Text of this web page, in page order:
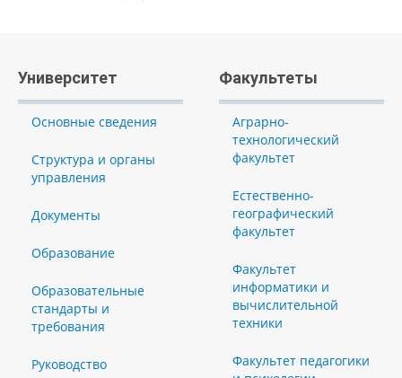
Университет
Основные сведения
Структура и органы
управления
Документы
Образование
Образовательные
стандарты и
требования
Руководство
Факультеты
Аграрно-
технологический
факультет
Естественно-
географический
факультет
Факультет
информатики и
вычислительной
техники
Факультет педагогики